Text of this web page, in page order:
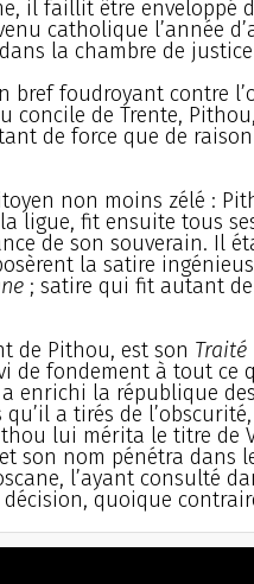
il faillit être enveloppé
catholique l’année
la chambre de
bref foudroyant contre
concile de Trente,
de force que de
non moins zélé :
ligue, fit ensuite tous
de son souverain. Il
la satire
; satire qui fit autant
de Pithou, est son
de fondement à tout ce
enrichi la république
a tirés de
lui mérita le titre de
son nom pénétra dans
l’ayant consulté
quoique